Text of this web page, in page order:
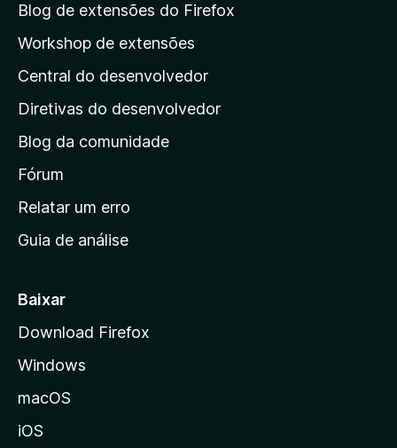
a
á
g
i
a
i
n
c
a
d
a
z
Blog de extensões do Firefox
Workshop de extensões
Central do desenvolvedor
Diretivas do desenvolvedor
Blog da comunidade
Fórum
Relatar um erro
Guia de análise
Baixar
Download Firefox
Windows
macOS
iOS